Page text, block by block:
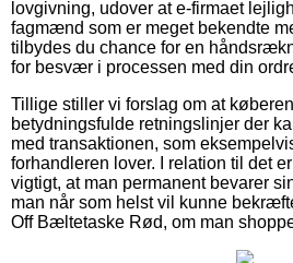
lovgivning, udover at e-firmaet
fagmænd som er meget bekendte
tilbydes du chance for en
for besvær i processen med din
Tillige stiller vi forslag om at
betydningsfulde retningslinjer der
med transaktionen, som
forhandleren lover. I relation til det
vigtigt, at man permanent bevarer
man når som helst vil kunne
Off Bæltetaske Rød, om man